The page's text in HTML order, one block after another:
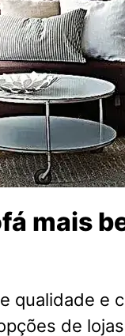
mais
qualidade e
de